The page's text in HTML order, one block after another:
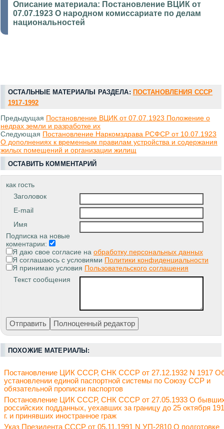
Описание материала: Постановление ВЦИК от
07.07.1923 О народном комиссариате по делам
национальностей
ОСТАЛЬНЫЕ МАТЕРИАЛЫ РАЗДЕЛА: ПОСТАНОВЛЕНИЯ СССР
1917-1992
Предыдущая Постановление ВЦИК от 07.07.1923 Положение о
недрах земли и разработке их
Следующая Постановление Наркомздрава РСФСР от 10.07.1923
О дополнениях к временным правилам устройства и содержания
жилых помещений и организации жилищ
ОСТАВИТЬ КОММЕНТАРИЙ
как гость
Заголовок
E-mail
Имя
Подписка на новые
коментарии:
Я даю свое согласие на обработку персональных данных
Я соглашаюсь с условиями Политики конфиденциальности
Я принимаю условия Пользовательского соглашения
Текст сообщения
ПОХОЖИЕ МАТЕРИАЛЫ:
Постановление ЦИК СССР, СНК СССР от 27.12.1932 N 1917
установлении единой паспортной системы по Союзу ССР и
обязательной прописки паспортов
Постановление ЦИК СССР, СНК СССР от 27.05.1933 О
российских подданных, уехавших за границу до 25 октября
г. и принявших иностранное граж
Указ Президента СССР от 05.11.1991 N УП-2810 О подготовке